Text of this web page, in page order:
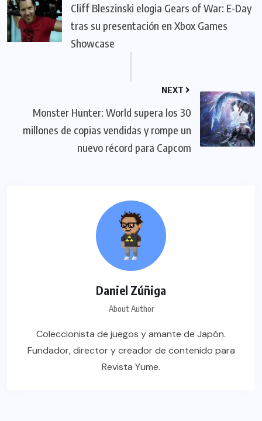
Cliff Bleszinski elogia Gears of War: E-Day
tras su presentación en Xbox Games
Showcase
NEXT
Monster Hunter: World supera los 30
millones de copias vendidas y rompe un
nuevo récord para Capcom
Daniel Zúñiga
About Author
Coleccionista de juegos y amante de Japón.
Fundador, director y creador de contenido para
Revista Yume.